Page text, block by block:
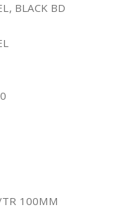
BLACK BD
100MM